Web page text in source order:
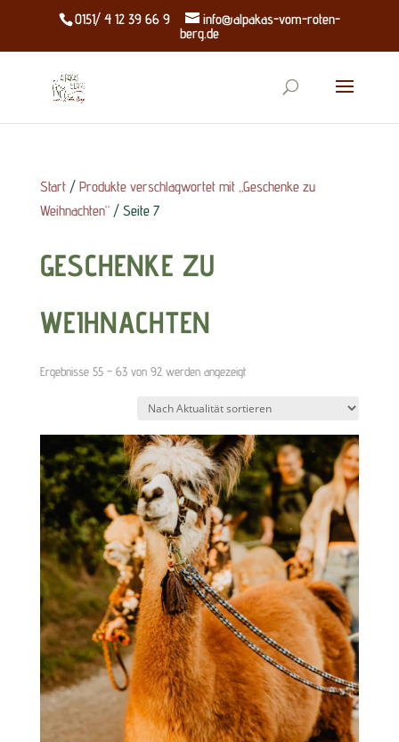
0151/ 4 12 39 66 9
info@alpakas-vom-roten-
berg.de
Start/ Produkte verschlagwortet mit „Geschenke zu
Weihnachten“/ Seite 7
GESCHENKE ZU
WEIHNACHTEN
Ergebnisse 55 – 63 von 92 werden angezeigtNach